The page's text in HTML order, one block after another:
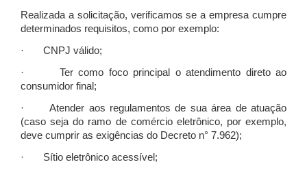
Realizada a solicitação, verificamos se a empresa cumpre
determinados requisitos, como por exemplo:
· CNPJ válido;
· Ter como foco principal o atendimento direto ao
consumidor final;
· Atender aos regulamentos de sua área de atuação
(caso seja do ramo de comércio eletrônico, por exemplo,
deve cumprir as exigências do Decreto n° 7.962);
· Sítio eletrônico acessível;